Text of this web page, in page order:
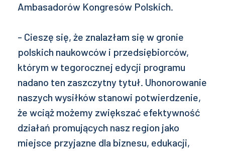
Ambasadorów Kongresów Polskich.
- Cieszę się, że znalazłam się w gronie
polskich naukowców i przedsiębiorców,
którym w tegorocznej edycji programu
nadano ten zaszczytny tytuł. Uhonorowanie
naszych wysiłków stanowi potwierdzenie,
że wciąż możemy zwiększać efektywność
działań promujących nasz region jako
miejsce przyjazne dla biznesu, edukacji,